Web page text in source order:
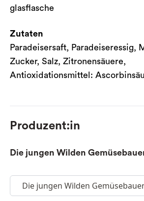
glasflasche
Zutaten
Paradeisersaft, Paradeiseressig,
Zucker, Salz, Zitronensäuere,
Antioxidationsmittel:
Produzent:in
Die jungen Wilden
Die jungen Wilden